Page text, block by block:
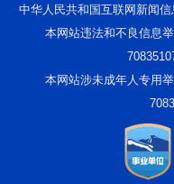
中华人民共和国互联网新闻
本网站违法和不良信息
本网站涉未成年人专用